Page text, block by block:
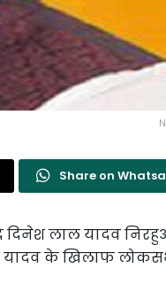
Share on
दिनेश लाल यादव
यादव के खिलाफ